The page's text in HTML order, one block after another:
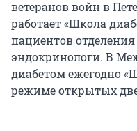
ветеранов войн в
работает «Школа
пациентов
эндокринологи. В
диабетом ежегодно
режиме открытых